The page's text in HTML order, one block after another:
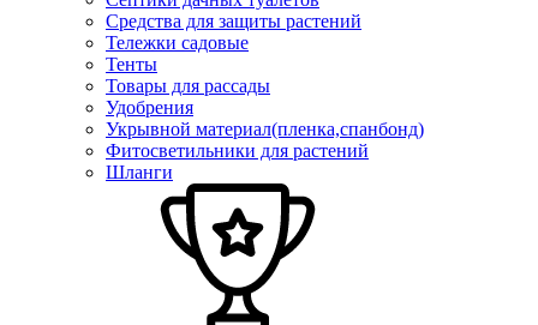
Средства для защиты растений
Тележки садовые
Тенты
Товары для рассады
Удобрения
Укрывной материал(пленка,спанбонд)
Фитосветильники для растений
Шланги